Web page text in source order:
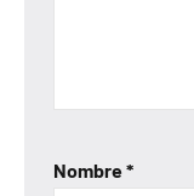
Nombre*